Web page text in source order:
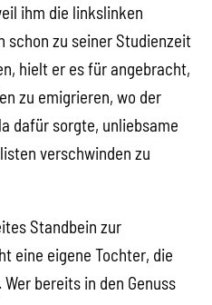
ihm die linkslinken
schon zu seiner Studienzeit
hielt er es für angebracht,
zu emigrieren, wo der
dafür sorgte, unliebsame
verschwinden zu
Standbein zur
eine eigene Tochter, die
bereits in den Genuss